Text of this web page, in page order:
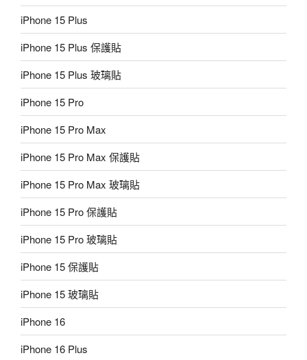
iPhone 15 Plus
iPhone 15 Plus 保護貼
iPhone 15 Plus 玻璃貼
iPhone 15 Pro
iPhone 15 Pro Max
iPhone 15 Pro Max 保護貼
iPhone 15 Pro Max 玻璃貼
iPhone 15 Pro 保護貼
iPhone 15 Pro 玻璃貼
iPhone 15 保護貼
iPhone 15 玻璃貼
iPhone 16
iPhone 16 Plus